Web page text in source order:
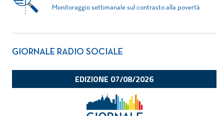
Monitoraggio settimanale sul contrasto alla povertà
GIORNALE RADIO SOCIALE